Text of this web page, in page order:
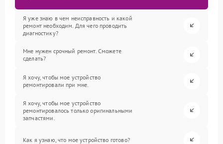
Я уже знаю в чем неисправность и какой
ремонт необходим. Для чего проводить
диагностику?
Мне нужен срочный ремонт. Сможете
сделать?
Я хочу, чтобы мое устройство
ремонтировали при мне.
Я хочу, чтобы мое устройство
ремонтировалось только оригинальными
запчастями.
Как я узнаю, что мое устройство готово?